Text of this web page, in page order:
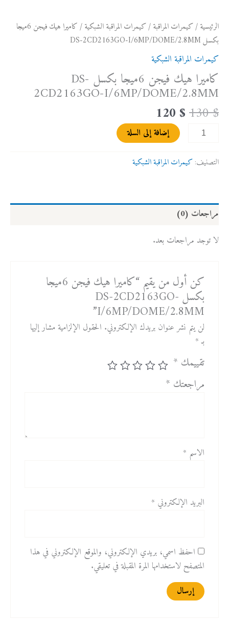
الرئيسية/كيمرات المراقبة/كيمرات المراقبة الشبكية
/ كاميرا هيك فيجن 6ميجا
بكسل DS-2CD2163GO-I/6MP/DOME/2.8MM
كيمرات المراقبة الشبكية
كاميرا هيك فيجن 6ميجا بكسل DS-
2CD2163GO-I/6MP/DOME/2.8MM
130$
120 $
إضافة إلى السلة
التصنيف:كيمرات المراقبة الشبكية
مراجعات (0)
لا توجد مراجعات بعد.
كن أول من يقيم “كاميرا هيك فيجن 6ميجا
بكسل DS-2CD2163GO-
I/6MP/DOME/2.8MM”
لن يتم نشر عنوان بريدك الإلكتروني. الحقول الإلزامية مشار إليها
بـ*
تقييمك *
مراجعتك *
الاسم *
البريد الإلكتروني *
احفظ اسمي، بريدي الإلكتروني، والموقع الإلكتروني في هذا
المتصفح لاستخدامها المرة المقبلة في تعليقي.